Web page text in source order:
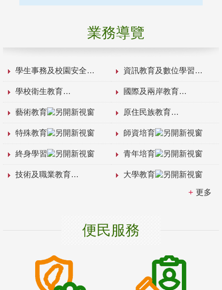
業務導覽
學生事務及校園安全 資訊教育及數位學習
學校衛生教育 國際及兩岸教育
藝術教育 原住民族教育
特殊教育 師資培育
終身學習 青年培育
技術及職業教育 大學教育
更多
便民服務